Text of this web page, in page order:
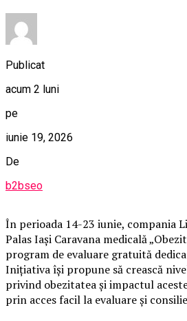
Publicat
acum 2 luni
pe
iunie 19, 2026
De
b2bseo
În perioada 14-23 iunie, compania
Palas Iași Caravana medicală
program de evaluare gratuită
Inițiativa își propune să crească
privind obezitatea și impactul
prin acces facil la evaluare și